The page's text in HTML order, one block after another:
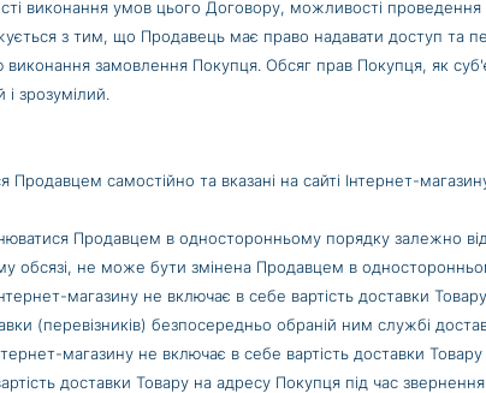
виконання умов цього Договору, можливості проведення
з тим, що Продавець має право надавати доступ та
замовлення Покупця. Обсяг прав Покупця, як
зрозумілий.
самостійно та вказані на сайті Інтернет-
Продавцем в односторонньому порядку залежно
обсязі, не може бути змінена Продавцем в
магазину не включає в себе вартість доставки
(перевізників) безпосередньо обраній ним службі
магазину не включає в себе вартість доставки
доставки Товару на адресу Покупця під час